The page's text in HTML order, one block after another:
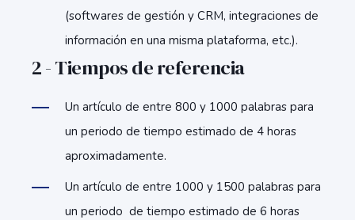
(softwares de gestión y CRM, integraciones de
información en una misma plataforma, etc.).
2 - Tiempos de referencia
Un artículo de entre 800 y 1000 palabras para
un periodo de tiempo estimado de 4 horas
aproximadamente.
Un artículo de entre 1000 y 1500 palabras para
un periodo de tiempo estimado de 6 horas